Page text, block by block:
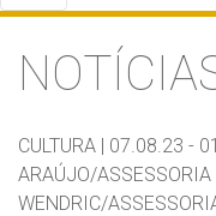
CULTURA | 07.08.23 -
ARAÚJO/ASSESSORIA
WENDRIC/